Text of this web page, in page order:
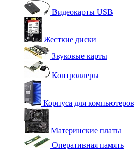
Видеокарты USB
Жесткие диски
Звуковые карты
Контроллеры
Корпуса для компьютеров
Материнские платы
Оперативная память